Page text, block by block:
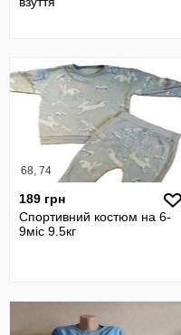
68, 74
189 грн
Спортивний костюм на 6-
9міс 9.5кг